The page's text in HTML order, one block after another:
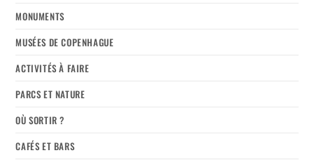
MONUMENTS
MUSÉES DE COPENHAGUE
ACTIVITÉS À FAIRE
PARCS ET NATURE
OÙ SORTIR ?
CAFÉS ET BARS